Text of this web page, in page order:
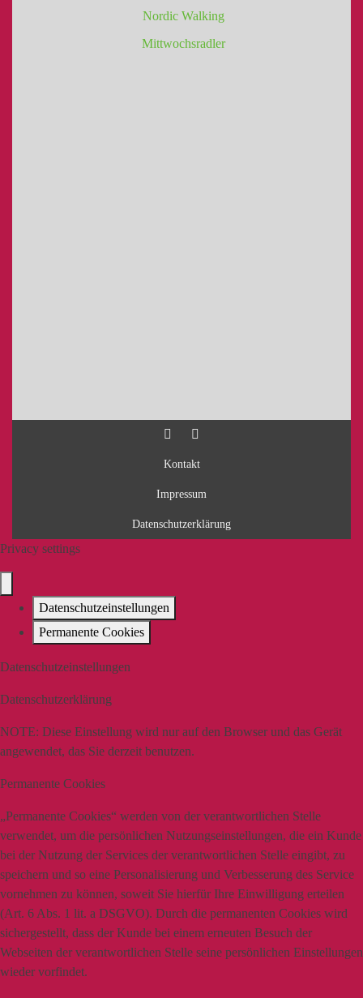
Nordic Walking
Mittwochsradler
Kontakt
Impressum
Datenschutzerklärung
Privacy settings
Datenschutzeinstellungen
Permanente Cookies
Datenschutzeinstellungen
Datenschutzerklärung
NOTE: Diese Einstellung wird nur auf den Browser und das Gerät
angewendet, das Sie derzeit benutzen.
Permanente Cookies
„Permanente Cookies“ werden von der verantwortlichen Stelle
verwendet, um die persönlichen Nutzungseinstellungen, die ein Kunde
bei der Nutzung der Services der verantwortlichen Stelle eingibt, zu
speichern und so eine Personalisierung und Verbesserung des Service
vornehmen zu können, soweit Sie hierfür Ihre Einwilligung erteilen
(Art. 6 Abs. 1 lit. a DSGVO). Durch die permanenten Cookies wird
sichergestellt, dass der Kunde bei einem erneuten Besuch der
Webseiten der verantwortlichen Stelle seine persönlichen Einstellungen
wieder vorfindet.